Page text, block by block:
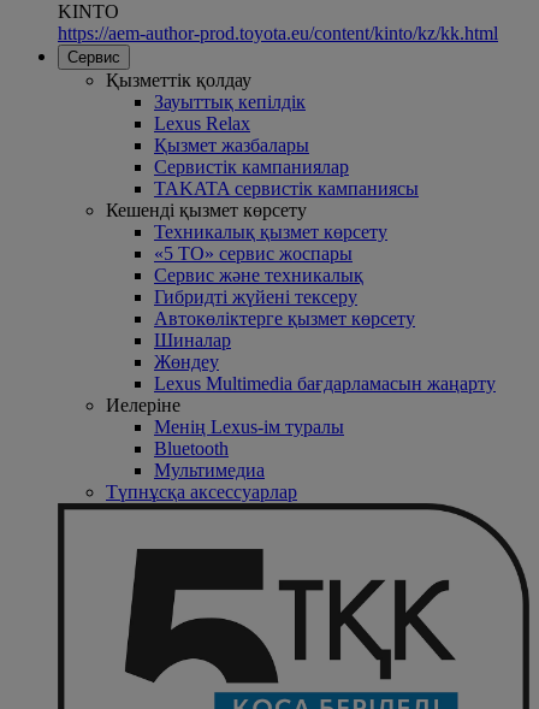
KINTO
https://aem-author-prod.toyota.eu/content/kinto/kz/kk.html
Сервис
Қызметтік қолдау
Зауыттық кепілдік
Lexus Relax
Қызмет жазбалары
Сервистік кампаниялар
TAKATA сервистік кампаниясы
Кешенді қызмет көрсету
Техникалық қызмет көрсету
«5 ТО» сервис жоспары
Сервис және техникалық
Гибридті жүйені тексеру
Автокөліктерге қызмет көрсету
Шиналар
Жөндеу
Lexus Multimedia бағдарламасын жаңарту
Иелеріне
Менің Lexus-ім туралы
Bluetooth
Mультимедиа
Түпнұсқа аксессуарлар